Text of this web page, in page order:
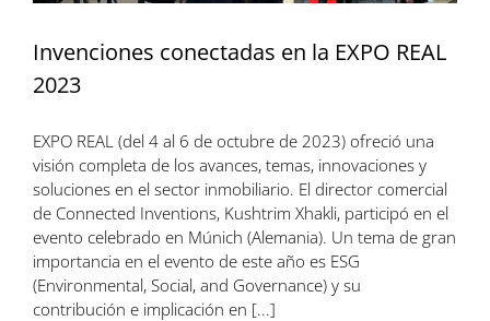
Invenciones conectadas en la EXPO REAL
2023
EXPO REAL (del 4 al 6 de octubre de 2023) ofreció una
visión completa de los avances, temas, innovaciones y
soluciones en el sector inmobiliario. El director comercial
de Connected Inventions, Kushtrim Xhakli, participó en el
evento celebrado en Múnich (Alemania). Un tema de gran
importancia en el evento de este año es ESG
(Environmental, Social, and Governance) y su
contribución e implicación en [...]